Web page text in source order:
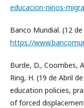
educacion-ninos-
Banco Mundial. (12
https://
Burde, D., Coombes,
Ring, H. (19 de Abril
education policies,
of forced